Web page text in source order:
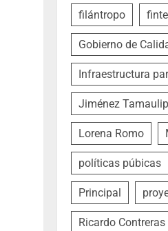
filántropo
Gobierno de
Infraestructura
Jiménez
Lorena Romo
políticas púbicas
Principal
Ricardo Contreras